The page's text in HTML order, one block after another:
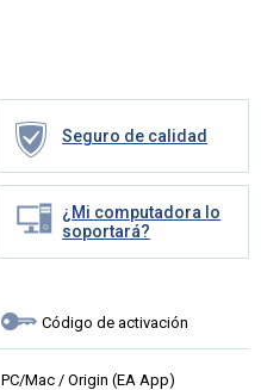
Seguro de calidad
¿Mi computadora lo
soportará?
Código de activación
PC/Mac / Origin (EA App)